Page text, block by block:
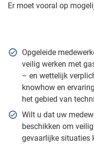
Er moet vooral op
Opgeleide
veilig werken met
– en wettelijk
knowhow en
het gebied van
Wilt u dat uw
beschikken om
gevaarlijke situaties